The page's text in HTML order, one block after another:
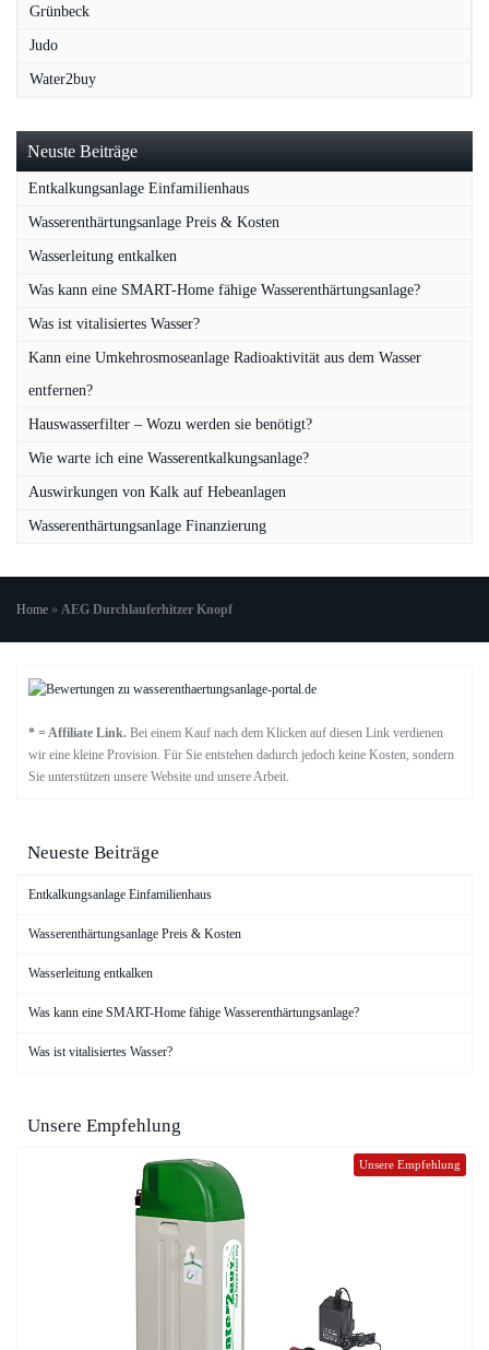
Grünbeck
Judo
Water2buy
Neuste Beiträge
Entkalkungsanlage Einfamilienhaus
Wasserenthärtungsanlage Preis & Kosten
Wasserleitung entkalken
Was kann eine SMART-Home fähige Wasserenthärtungsanlage?
Was ist vitalisiertes Wasser?
Kann eine Umkehrosmoseanlage Radioaktivität aus dem Wasser
entfernen?
Hauswasserfilter – Wozu werden sie benötigt?
Wie warte ich eine Wasserentkalkungsanlage?
Auswirkungen von Kalk auf Hebeanlagen
Wasserenthärtungsanlage Finanzierung
Home » AEG Durchlauferhitzer Knopf
* = Affiliate Link. Bei einem Kauf nach dem Klicken auf diesen Link verdienen
wir eine kleine Provision. Für Sie entstehen dadurch jedoch keine Kosten, sondern
Sie unterstützen unsere Website und unsere Arbeit.
Neueste Beiträge
Entkalkungsanlage Einfamilienhaus
Wasserenthärtungsanlage Preis & Kosten
Wasserleitung entkalken
Was kann eine SMART-Home fähige Wasserenthärtungsanlage?
Was ist vitalisiertes Wasser?
Unsere Empfehlung
Unsere Empfehlung